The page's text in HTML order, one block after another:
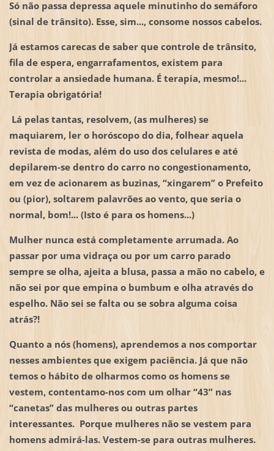
Só não passa depressa aquele minutinho do semáforo
(sinal de trânsito). Esse, sim..., consome nossos cabelos.
Já estamos carecas de saber que controle de trânsito,
fila de espera, engarrafamentos, existem para
controlar a ansiedade humana. É terapia, mesmo!...
Terapia obrigatória!
Lá pelas tantas, resolvem, (as mulheres) se
maquiarem, ler o horóscopo do dia, folhear aquela
revista de modas, além do uso dos celulares e até
depilarem-se dentro do carro no congestionamento,
em vez de acionarem as buzinas, “xingarem” o Prefeito
ou (pior), soltarem palavrões ao vento, que seria o
normal, bom!... (Isto é para os homens...)
Mulher nunca está completamente arrumada. Ao
passar por uma vidraça ou por um carro parado
sempre se olha, ajeita a blusa, passa a mão no cabelo, e
não sei por que empina o bumbum e olha através do
espelho. Não sei se falta ou se sobra alguma coisa
atrás?!
Quanto a nós (homens), aprendemos a nos comportar
nesses ambientes que exigem paciência. Já que não
temos o hábito de olharmos como os homens se
vestem, contentamo-nos com um olhar “43” nas
“canetas” das mulheres ou outras partes
interessantes. Porque mulheres não se vestem para
homens admirá-las. Vestem-se para outras mulheres.